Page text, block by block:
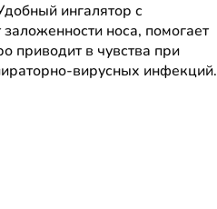
ингалятор с
носа, помогает
приводит в чувства при
вирусных инфекций.